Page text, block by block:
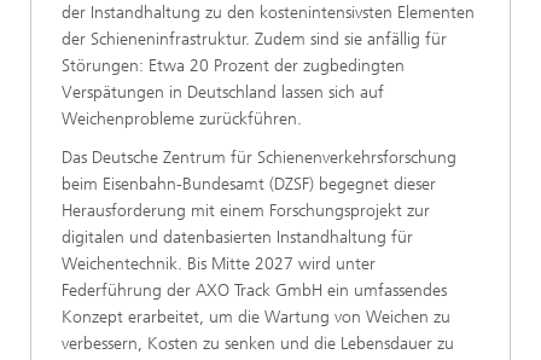
der Instandhaltung zu den kostenintensivsten Elementen
der Schieneninfrastruktur. Zudem sind sie anfällig für
Störungen: Etwa 20 Prozent der zugbedingten
Verspätungen in Deutschland lassen sich auf
Weichenprobleme zurückführen.
Das Deutsche Zentrum für Schienenverkehrsforschung
beim Eisenbahn-Bundesamt (DZSF) begegnet dieser
Herausforderung mit einem Forschungsprojekt zur
digitalen und datenbasierten Instandhaltung für
Weichentechnik. Bis Mitte 2027 wird unter
Federführung der AXO Track GmbH ein umfassendes
Konzept erarbeitet, um die Wartung von Weichen zu
verbessern, Kosten zu senken und die Lebensdauer zu